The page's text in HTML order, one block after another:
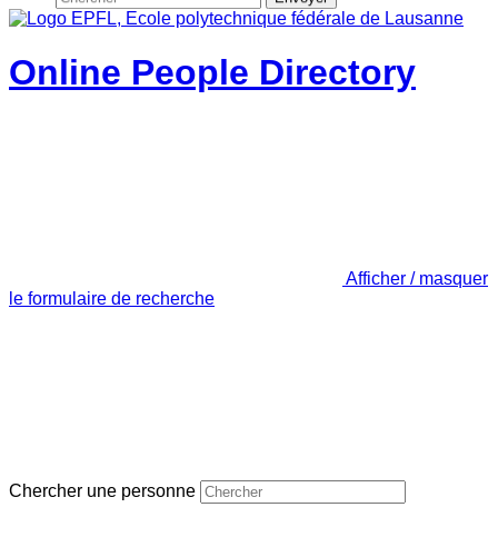
Online People Directory
Afficher / masquer
le formulaire de recherche
Chercher une personne